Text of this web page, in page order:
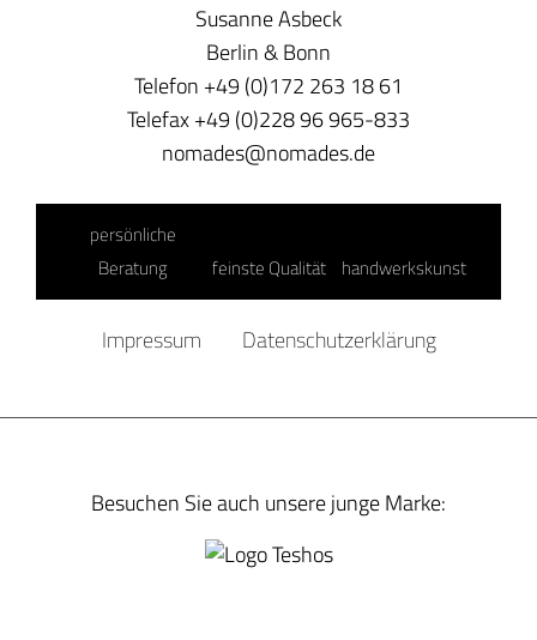
Susanne Asbeck
Berlin & Bonn
Telefon +49 (0)172 263 18 61
Telefax +49 (0)228 96 965-833
nomades@nomades.de
persönliche
Beratung
feinste Qualität handwerkskunst
Impressum Datenschutzerklärung
Besuchen Sie auch unsere junge Marke: